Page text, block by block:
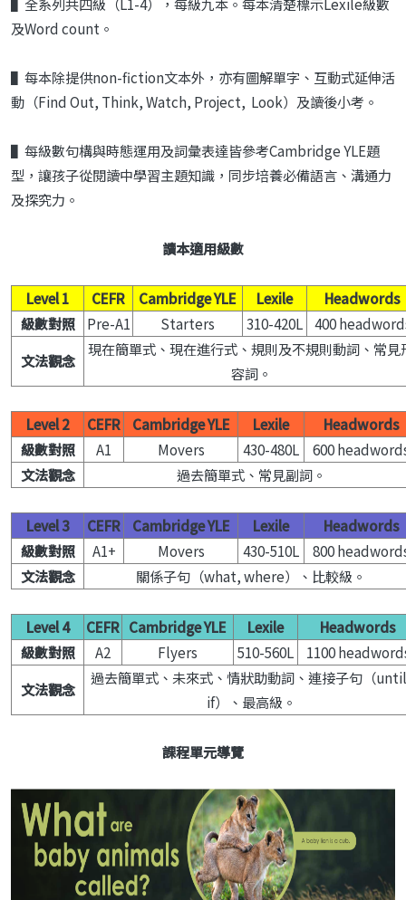
▌全系列共四級（L1-4），每級九本。每本清楚標示Lexile級數
及Word count。
▌每本除提供non-fiction文本外，亦有圖解單字、互動式延伸活
動（Find Out, Think, Watch, Project, Look）及讀後小考。
▌每級數句構與時態運用及詞彙表達皆參考Cambridge YLE題
型，讓孩子從閱讀中學習主題知識，同步培養必備語言、溝通力
及探究力。
讀本適用級數
Level 1 CEFR Cambridge YLE Lexile
Headwords
級數對照
Pre-A1 Starters 310-420L 400
文法觀念
現在簡單式、現在進行式、規則及不規則動詞、常見
容詞。
Level 2 CEFR Cambridge YLE Lexile
Headwords
級數對照
A1 Movers 430-480L
600
文法觀念
過去簡單式、常見副詞。
Level 3 CEFR Cambridge YLE Lexile
Headwords
級數對照
A1+ Movers 430-510L
800
文法觀念
關係子句（what, where）、比較級。
Level 4 CEFR Cambridge YLE Lexile
Headwords
級數對照
A2 Flyers 510-560L
1100
文法觀念
過去簡單式、未來式、情狀助動詞、連接子句（
if）、最高級。
課程單元導覽